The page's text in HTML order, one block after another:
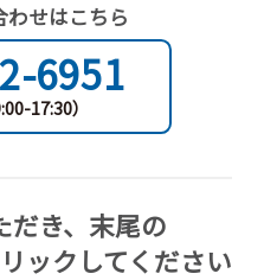
わせはこちら
6951
17:30）
だき、末尾の
ックしてください